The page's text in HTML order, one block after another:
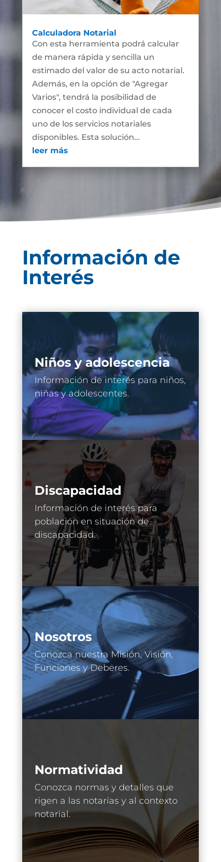
Calculadora Notarial
Con esta herramienta podrá calcular
de manera rápida y sencilla un
estimado del valor de su acto notarial.
Además, en la opción de "Agregar
Varios", tendrá la posibilidad de
conocer el costo individual de cada
uno de los servicios notariales
disponibles. Esta solución...
leer más
Información de
Interés
Niños y adolescencia
Información de interés para niños,
niñas y adolescentes.
Discapacidad
Información de interés para
población en situación de
discapacidad.
Nosotros
Conozca nuestra Misión, Visión,
Funciones y Deberes.
Normatividad
Conozca normas y detalles que
rigen a las notarías y al contexto
notarial.